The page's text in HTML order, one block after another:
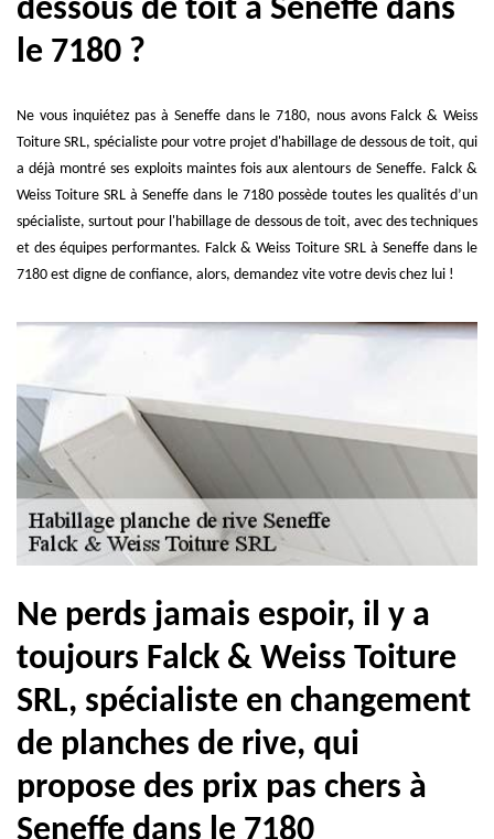
dessous de toit à Seneffe dans
le 7180 ?
Ne vous inquiétez pas à Seneffe dans le 7180, nous avons Falck & Weiss
Toiture SRL, spécialiste pour votre projet d'habillage de dessous de toit, qui
a déjà montré ses exploits maintes fois aux alentours de Seneffe. Falck &
Weiss Toiture SRL à Seneffe dans le 7180 possède toutes les qualités d’un
spécialiste, surtout pour l'habillage de dessous de toit, avec des techniques
et des équipes performantes. Falck & Weiss Toiture SRL à Seneffe dans le
7180 est digne de confiance, alors, demandez vite votre devis chez lui !
Ne perds jamais espoir, il y a
toujours Falck & Weiss Toiture
SRL, spécialiste en changement
de planches de rive, qui
propose des prix pas chers à
Seneffe dans le 7180